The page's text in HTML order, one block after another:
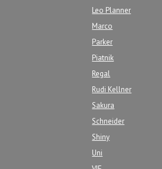
Leo Planner
Marco
Parker
Piatnik
Regal
Rudi Kellner
Sakura
Schneider
Shiny
Uni